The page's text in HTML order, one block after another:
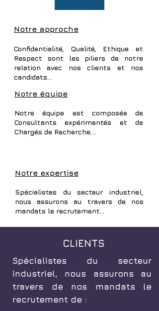
Notre approche
Confidentialité, Qualité, Ethique et
Respect sont les piliers de notre
relation avec nos clients et nos
candidats...
Notre équipe
Notre équipe est composée de
Consultants expérimentés et de
Chargés de Recherche....
Notre expertise
Spécialistes du secteur industriel,
nous assurons au travers de nos
mandats le recrutement...
CLIENTS
Spécialistes du secteur
industriel, nous assurons au
travers de nos mandats le
recrutement de :